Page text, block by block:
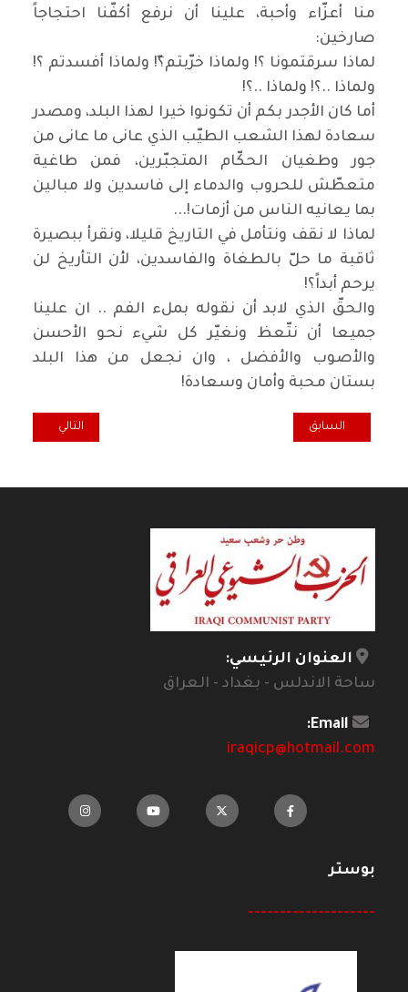
منا أعزّاء وأحبة، علينا أن نرفع أكفّنا احتجاجاً
صارخين:
لماذا سرقتمونا ؟! ولماذا خرّبتم؟ّ! ولماذا أفسدتم ؟!
ولماذا ..؟! ولماذا ..؟!
أما كان الأجدر بكم أن تكونوا خيرا لهذا البلد، ومصدر
سعادة لهذا الشعب الطيّب الذي عانى ما عانى من
جور وطغيان الحكّام المتجبّرين، فمن طاغية
متعطّش للحروب والدماء إلى فاسدين ولا مبالين
بما يعانيه الناس من أزمات...!
لماذا لا نقف ونتأمل في التاريخ قليلا، ونقرأ ببصيرة
ثاقبة ما حلّ بالطغاة والفاسدين، لأن التأريخ لن
يرحم أبداً؟!
والحقّ الذي لابد أن نقوله بملء الفم .. ان علينا
جميعا أن نتّعظ ونغيّر كل شيء نحو الأحسن
والأصوب والأفضل ، وان نجعل من هذا البلد
بستان محبة وأمان وسعادة!
المقال السابق: كل ثلاثاء.. الخارجون على القانون
السابق المقال التالي:
التالي
العنوان الرئيسي:
ساحة الاندلس - بغداد - العراق
Email:
iraqicp@hotmail.com
بوستر
--------------------